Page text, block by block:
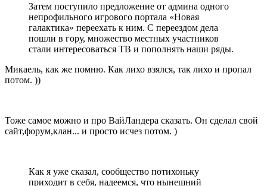
Затем поступило предложение от админа одного
непрофильного игрового портала «Новая
галактика» переехать к ним. С переездом дела
пошли в гору, множество местных участников
стали интересоваться ТВ и пополнять наши ряды.
Микаель, как же помню. Как лихо взялся, так лихо и пропал
потом. ))
Тоже самое можно и про ВайЛандера сказать. Он сделал свой
сайт,форум,клан... и просто исчез потом. )
Как я уже сказал, сообщество потихоньку
приходит в себя, надеемся, что нынешний